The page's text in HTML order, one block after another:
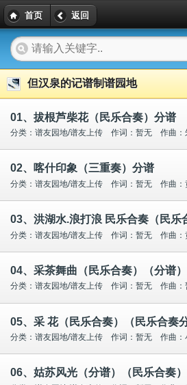
首页 返回
但汉泉的记谱制谱园地
01、拔根芦柴花（民乐合奏）分谱
分类：谱友园地/谱友上传 作词：暂无 作曲
02、喀什印象（三重奏）分谱
分类：谱友园地/谱友上传 作词：暂无 作曲
03、洪湖水.浪打浪 民乐合奏（民乐
分类：谱友园地/谱友上传 作词：暂无 作曲
04、采茶舞曲（民乐合奏）（分谱）
分类：谱友园地/谱友上传 作词：暂无 作曲
05、采 花（民乐合奏）（民乐合奏分
分类：谱友园地/谱友上传 作词：暂无 作曲
06、姑苏风光（分谱）（民乐合奏）